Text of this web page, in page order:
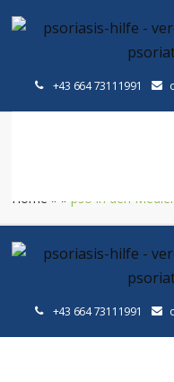
+43 664 73111991
Home » »pso in den
+43 664 73111991